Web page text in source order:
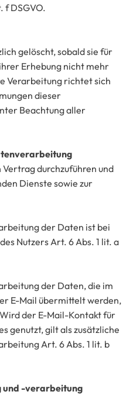
f DSGVO.
gelöscht, sobald sie für
Erhebung nicht mehr
Verarbeitung richtet sich
dieser
Beachtung aller
Vertrag durchzuführen und
Dienste sowie zur
der Daten ist bei
Nutzers Art. 6 Abs. 1 lit. a
der Daten, die im
E-Mail übermittelt werden,
der E-Mail-Kontakt für
genutzt, gilt als zusätzliche
Art. 6 Abs. 1 lit. b
und -verarbeitung